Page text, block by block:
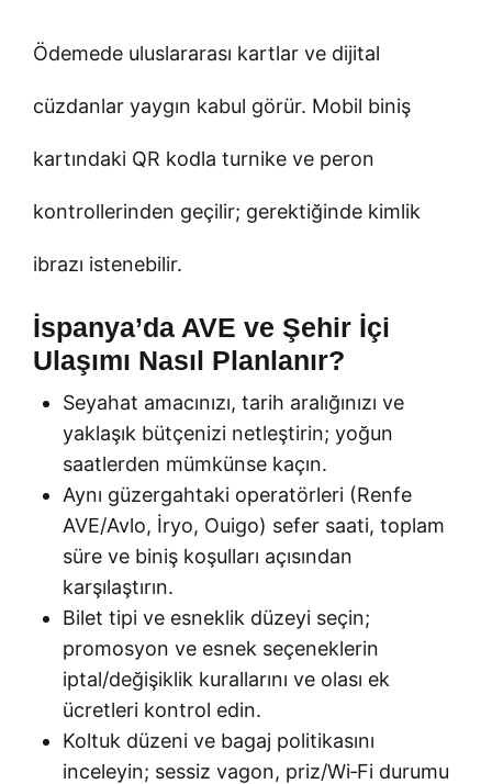
Ödemede uluslararası kartlar ve dijital
cüzdanlar yaygın kabul görür. Mobil biniş
kartındaki QR kodla turnike ve peron
kontrollerinden geçilir; gerektiğinde kimlik
ibrazı istenebilir.
İspanya’da AVE ve Şehir İçi
Ulaşımı Nasıl Planlanır?
Seyahat amacınızı, tarih aralığınızı ve
yaklaşık bütçenizi netleştirin; yoğun
saatlerden mümkünse kaçın.
Aynı güzergahtaki operatörleri (Renfe
AVE/Avlo, İryo, Ouigo) sefer saati, toplam
süre ve biniş koşulları açısından
karşılaştırın.
Bilet tipi ve esneklik düzeyi seçin;
promosyon ve esnek seçeneklerin
iptal/değişiklik kurallarını ve olası ek
ücretleri kontrol edin.
Koltuk düzeni ve bagaj politikasını
inceleyin; sessiz vagon, priz/Wi‑Fi durumu